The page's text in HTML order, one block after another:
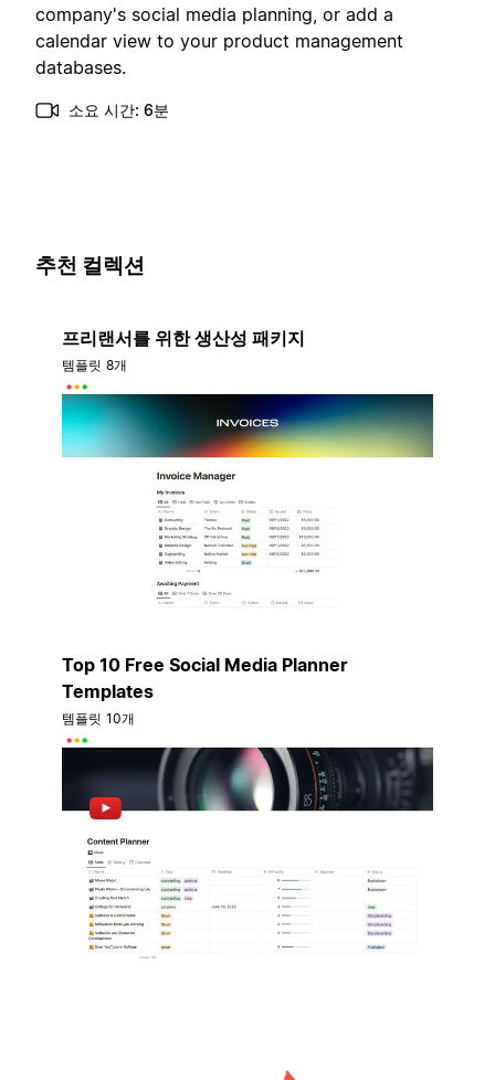
company's social media planning, or add a
calendar view to your product management
databases.
소요 시간: 6분
추천 컬렉션
프리랜서를 위한 생산성 패키지
템플릿 8개
Top 10 Free Social Media Planner
Templates
템플릿 10개